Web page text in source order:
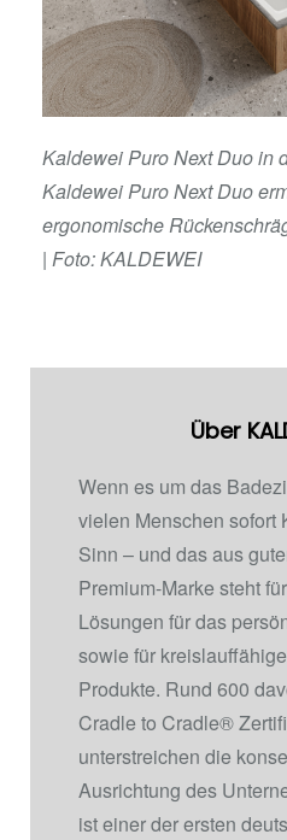
Kaldewei Puro Next Duo in
Kaldewei Puro Next Duo
ergonomische
| Foto: KALDEWEI
Über
Wenn es um das
vielen Menschen sofort
Sinn – und das aus
Premium-Marke steht
Lösungen für das
sowie für
Produkte. Rund 600
Cradle to Cradle®
unterstreichen die
Ausrichtung des
ist einer der ersten